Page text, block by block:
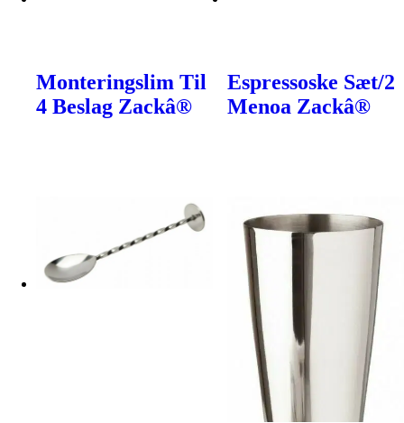
Monteringslim Til
4 Beslag Zackâ®
Espressoske Sæt/2
Menoa Zackâ®